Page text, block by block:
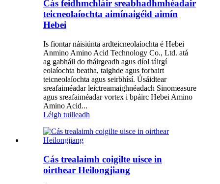
Cás feidhmchláir sreabhadhmhéadair
teicneolaíochta aimínaigéid aimín
Hebei
Is fiontar náisiúnta ardteicneolaíochta é Hebei
Anmino Amino Acid Technology Co., Ltd. atá
ag gabháil do tháirgeadh agus díol táirgí
eolaíochta beatha, taighde agus forbairt
teicneolaíochta agus seirbhísí. Úsáidtear
sreafaiméadar leictreamaighnéadach Sinomeasure
agus sreafaiméadar vortex i bpáirc Hebei Amino
Amino Acid...
Léigh tuilleadh
Cás trealaimh coigilte uisce in
oirthear Heilongjiang